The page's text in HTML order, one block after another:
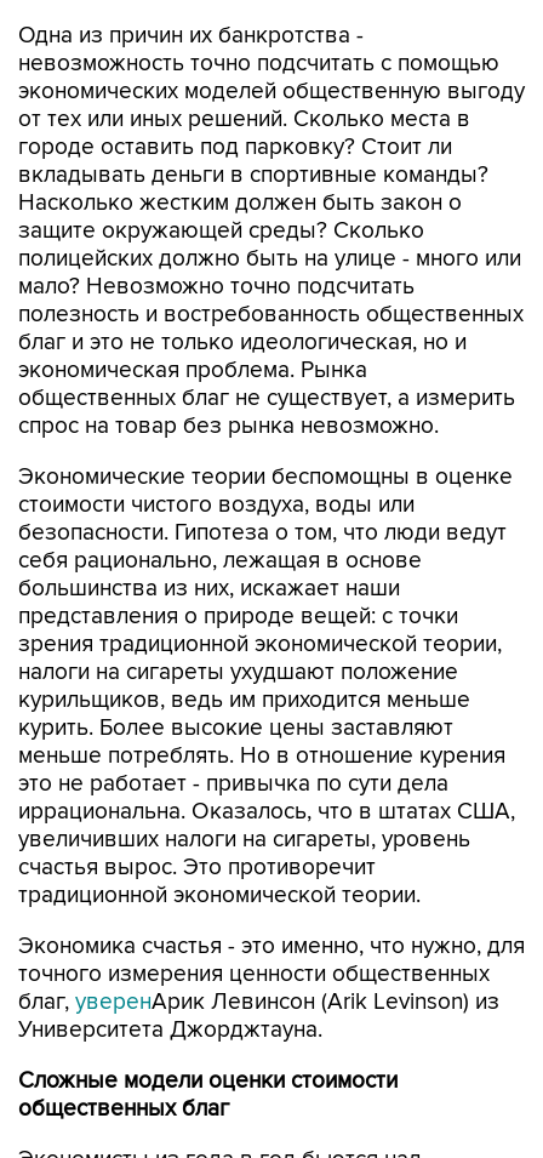
Одна из причин их банкротства -
невозможность точно подсчитать с помощью
экономических моделей общественную выгоду
от тех или иных решений. Сколько места в
городе оставить под парковку? Стоит ли
вкладывать деньги в спортивные команды?
Насколько жестким должен быть закон о
защите окружающей среды? Сколько
полицейских должно быть на улице - много или
мало? Невозможно точно подсчитать
полезность и востребованность общественных
благ и это не только идеологическая, но и
экономическая проблема. Рынка
общественных благ не существует, а измерить
спрос на товар без рынка невозможно.
Экономические теории беспомощны в оценке
стоимости чистого воздуха, воды или
безопасности. Гипотеза о том, что люди ведут
себя рационально, лежащая в основе
большинства из них, искажает наши
представления о природе вещей: с точки
зрения традиционной экономической теории,
налоги на сигареты ухудшают положение
курильщиков, ведь им приходится меньше
курить. Более высокие цены заставляют
меньше потреблять. Но в отношение курения
это не работает - привычка по сути дела
иррациональна. Оказалось, что в штатах США,
увеличивших налоги на сигареты, уровень
счастья вырос. Это противоречит
традиционной экономической теории.
Экономика счастья - это именно, что нужно, для
точного измерения ценности общественных
благ, уверенАрик Левинсон (Arik Levinson) из
Университета Джорджтауна.
Сложные модели оценки стоимости
общественных благ